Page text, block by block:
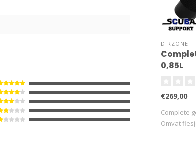
DIRZONE
0,85L
€269,00
Complete
Omvat